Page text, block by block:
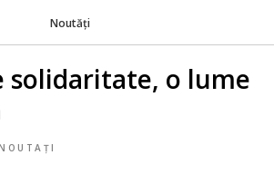
Noutăți
solidaritate, o lume